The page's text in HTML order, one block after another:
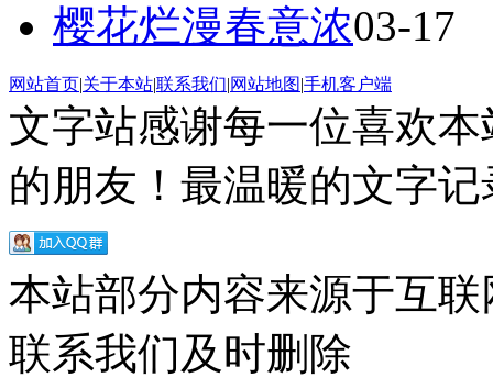
樱花烂漫春意浓03-17
网站首页|关于本站|联系我们|网站地图|手机客户端
文字站感谢每一位喜欢
的朋友！最温暖的文字
本站部分内容来源于互
联系我们及时删除